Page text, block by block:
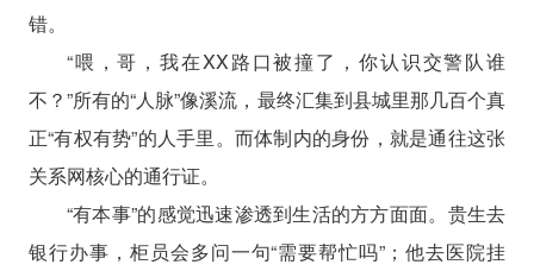
错。
“喂，哥，我在XX路口被撞了，你认识交警队谁
不？”所有的“人脉”像溪流，最终汇集到县城里那几百个真
正“有权有势”的人手里。而体制内的身份，就是通往这张
关系网核心的通行证。
“有本事”的感觉迅速渗透到生活的方方面面。贵生去
银行办事，柜员会多问一句“需要帮忙吗”；他去医院挂